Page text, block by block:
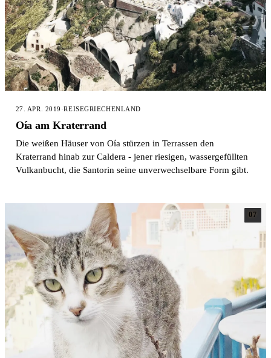
27. APR. 2019 ·REISEGRIECHENLAND
Oía am Kraterrand
Die weißen Häuser von Oía stürzen in Terrassen den
Kraterrand hinab zur Caldera - jener riesigen, wassergefüllten
Vulkanbucht, die Santorin seine unverwechselbare Form gibt.
07